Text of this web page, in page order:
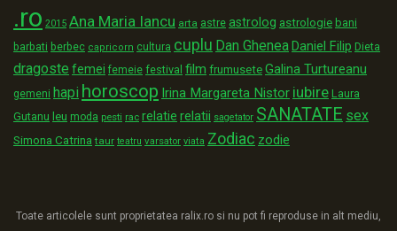
.ro 2015 Ana Maria Iancu arta astre astrolog astrologie bani
barbati berbec capricorn cultura cuplu Dan GheneaDaniel Filip Dieta
dragoste femei femeie festival film frumusete Galina Turtureanu
gemeni hapi horoscop Irina Margareta Nistor iubire Laura
Gutanu leu moda pesti rac relatie relatii sagetator SANATATE sex
Simona Catrina taur teatru varsator viata Zodiac zodie
Toate articolele sunt proprietatea ralix.ro si nu pot fi reproduse in alt mediu,